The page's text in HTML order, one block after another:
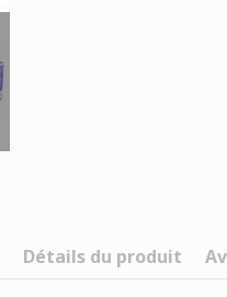
Détails du produit